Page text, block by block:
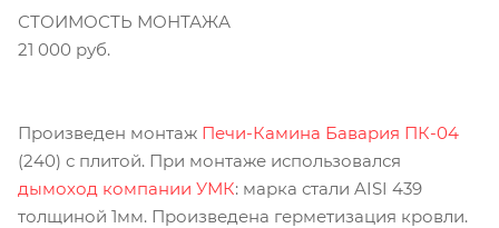
СТОИМОСТЬ МОНТАЖА
21 000 руб.
Произведен монтаж Печи-Камина Бавария ПК-04
(240) с плитой. При монтаже использовался
дымоход компании УМК: марка стали AISI 439
толщиной 1мм. Произведена герметизация кровли.